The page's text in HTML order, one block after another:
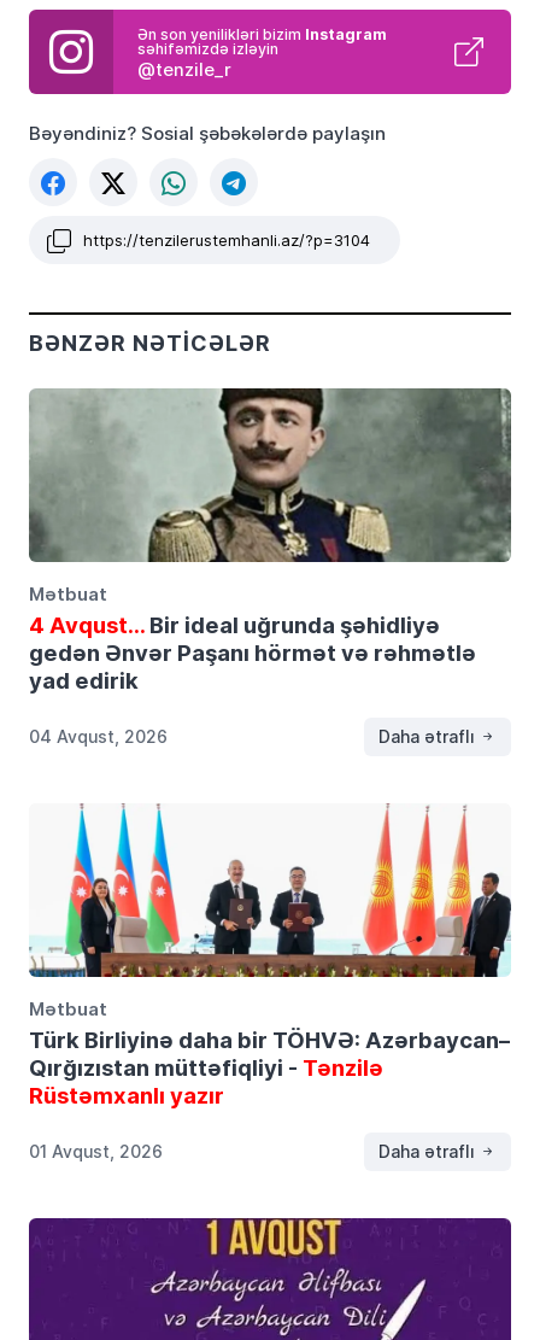
Ən son yenilikləri bizim Instagram
səhifəmizdə izləyin
@tenzile_r
Bəyəndiniz? Sosial şəbəkələrdə paylaşın
https://tenzilerustemhanli.az/?p=3104
BƏNZƏR NƏTICƏLƏR
Mətbuat
4 Avqust…Bir ideal uğrunda şəhidliyə
gedən Ənvər Paşanı hörmət və rəhmətlə
yad edirik
04 Avqust, 2026 Daha ətraflı
Mətbuat
Türk Birliyinə daha bir TÖHVƏ: Azərbaycan–
Qırğızıstan müttəfiqliyi - Tənzilə
Rüstəmxanlı yazır
01 Avqust, 2026 Daha ətraflı